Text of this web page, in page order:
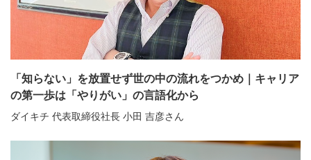
「知らない」を放置せず世の中の流れをつかめ｜キャリア
の第一歩は「やりがい」の言語化から
ダイキチ 代表取締役社長 小田 吉彦さん